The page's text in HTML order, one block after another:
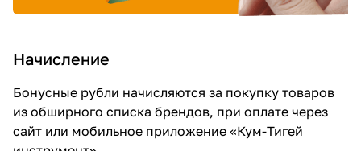
Начисление
Бонусные рубли начисляются за покупку товаров
из обширного списка брендов, при оплате через
сайт или мобильное приложение «Кум-Тигей